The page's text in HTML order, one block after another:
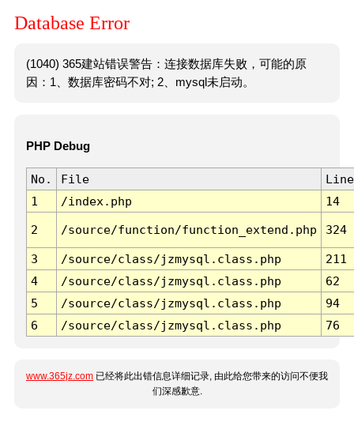
Database Error
(1040) 365建站错误警告：连接数据库失败，可能的原
因：1、数据库密码不对; 2、mysql未启动。
PHP Debug
No. File
Line
1
/index.php 14
2 /source/function/function_extend.php 324
3 /source/class/jzmysql.class.php
211
4
/source/class/jzmysql.class.php
62
5
/source/class/jzmysql.class.php
94
6
/source/class/jzmysql.class.php 76
www.365jz.com 已经将此出错信息详细记录, 由此给您带来的访问不便我
们深感歉意.